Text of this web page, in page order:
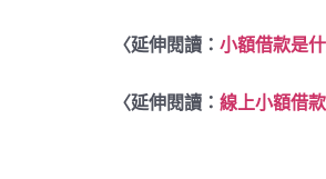
〈延伸閱讀： 小額借款是
〈延伸閱讀： 線上小額借